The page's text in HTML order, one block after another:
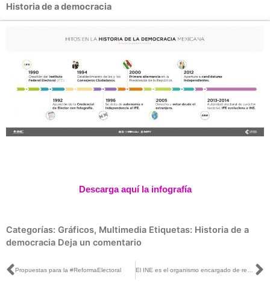
Historia de a democracia
Descarga aquí la infografía
Categorías: Gráficos, Multimedia Etiquetas: Historia de a
democracia Deja un comentario
Ant
Propuestas para la #ReformaElectoral